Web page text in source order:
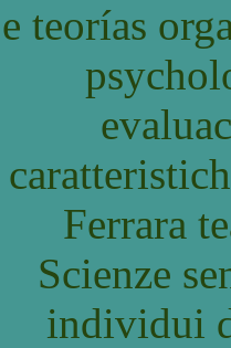
e teorías
Ferrara
Scienze
individui